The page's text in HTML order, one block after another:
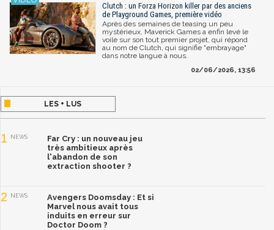
Clutch : un Forza Horizon killer par des anciens
de Playground Games, première vidéo
Après des semaines de teasing un peu
mystérieux, Maverick Games a enfin levé le
voile sur son tout premier projet, qui répond
au nom de Clutch, qui signifie "embrayage"
dans notre langue à nous.
02/06/2026, 13:56
LES + LUS
1 NEWS
Far Cry : un nouveau jeu
très ambitieux après
l'abandon de son
extraction shooter ?
2 NEWS
Avengers Doomsday : Et si
Marvel nous avait tous
induits en erreur sur
Doctor Doom ?